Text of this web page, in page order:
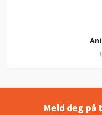
Meld deg